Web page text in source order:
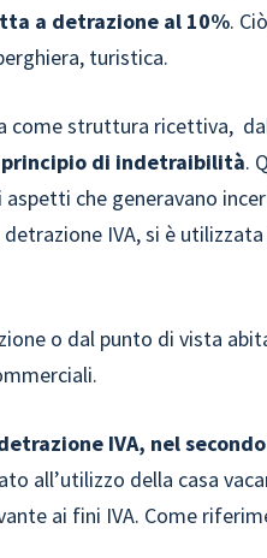
a detrazione al 10%.
turistica.
come struttura ricettiva,
di indetraibilità.
che generavano
IVA, si è
o dal punto di vista
IVA, nel
all’utilizzo della casa
ai fini IVA. Come